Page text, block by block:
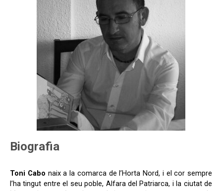
Biografia
Toni Cabo naix a la comarca de l’Horta Nord, i el cor sempre
l’ha tingut entre el seu poble, Alfara del Patriarca, i la ciutat de